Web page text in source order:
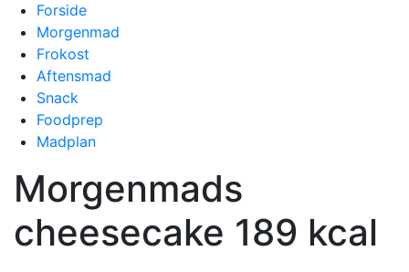
Forside
Morgenmad
Frokost
Aftensmad
Snack
Foodprep
Madplan
Morgenmads
cheesecake 189 kcal